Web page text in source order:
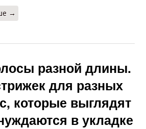
→
разной длины.
для разных
которые выглядят
в укладке